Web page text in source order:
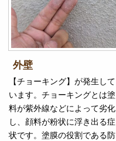
外壁
【チョーキング】が発生して
います。チョーキングとは塗
料が紫外線などによって劣化
し、顔料が粉状に浮き出る症
状です。塗膜の役割である防